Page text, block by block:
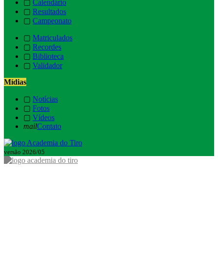
▢ Calendário
▢ Resultados
▢ Campeonato
▢ Matriculados
▢ Recordes
▢ Biblioteca
▢ Validador
Mídias
▢ Notícias
▢ Fotos
▢ Vídeos
mailContato
versão 2026/05